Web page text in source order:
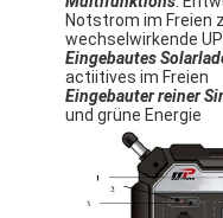
Haus
Produkte
Über uns
Notstrom im Freien
wechselwirkende
Eingebautes
actiitives im Freien
Eingebauter reiner
und grüne Energie